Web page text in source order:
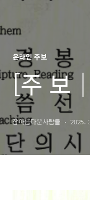
온라인 주보
[주 보
참아름다운사람들 2025.